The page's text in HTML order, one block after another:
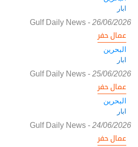
ابار
Gulf Daily News- 26/06/2026
عمال حفر
البحرين
ابار
Gulf Daily News- 25/06/2026
عمال حفر
البحرين
ابار
Gulf Daily News- 24/06/2026
عمال حفر